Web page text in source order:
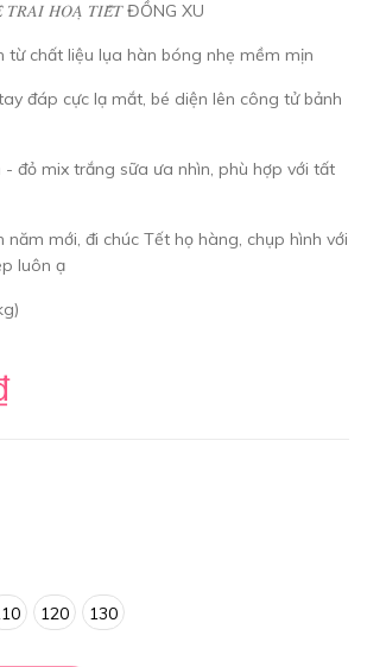
𝐻𝑂𝐴̣ 𝑇𝐼𝐸̂́𝑇 ĐỒNG XU
từ chất liệu lụa hàn bóng nhẹ mềm mịn
đáp cực lạ mắt, bé diện lên công tử bảnh
đỏ mix trắng sữa ưa nhìn, phù hợp với tất
năm mới, đi chúc Tết họ hàng, chụp hình với
luôn ạ
120 130